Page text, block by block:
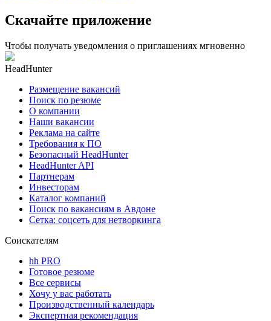
Скачайте приложение
Чтобы получать уведомления о приглашениях мгновенно
HeadHunter
Размещение вакансий
Поиск по резюме
О компании
Наши вакансии
Реклама на сайте
Требования к ПО
Безопасный HeadHunter
HeadHunter API
Партнерам
Инвесторам
Каталог компаний
Поиск по вакансиям в Авдоне
Сетка: соцсеть для нетворкинга
Соискателям
hh PRO
Готовое резюме
Все сервисы
Хочу у вас работать
Производственный календарь
Экспертная рекомендация